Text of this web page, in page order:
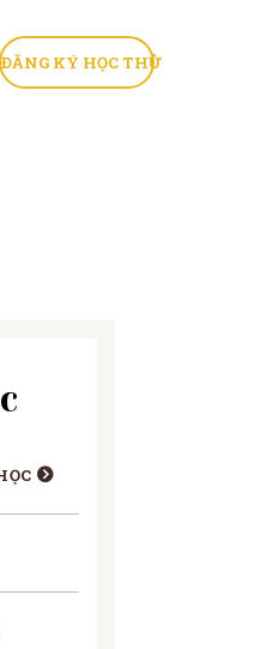
ĐĂNG KÝ HỌC THỬ